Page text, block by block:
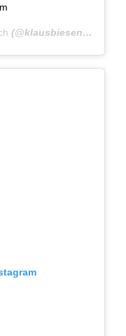
(@klausbiesenbach) on